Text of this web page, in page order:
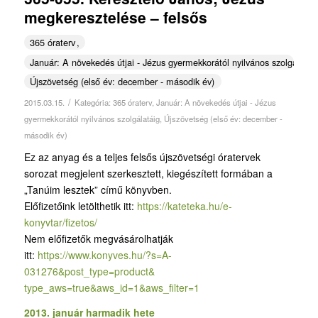
megkeresztelése – felsős
365 óraterv
Január: A növekedés útjai - Jézus gyermekkorától nyilvános
Újszövetség (első év: december - második év)
2015.03.15. / Kategória: 365 óraterv, Január: A növekedés útjai - Jézus
gyermekkorától nyilvános szolgálatáig, Újszövetség (első év: december -
második év)
Ez az anyag és a teljes felsős újszövetségi óratervek
sorozat megjelent szerkesztett, kiegészített formában a
„Tanúim lesztek” című könyvben.
Előfizetőink letölthetik itt: https://kateteka.hu/e-
konyvtar/fizetos/
Nem előfizetők megvásárolhatják
itt: https://www.konyves.hu/?s=A-
031276&post_type=product&
type_aws=true&aws_id=1&aws_ filter=1
2013. január harmadik hete